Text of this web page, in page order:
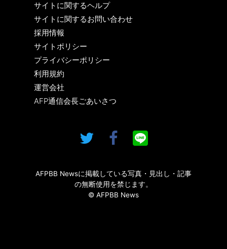
サイトに関するヘルプ
サイトに関するお問い合わせ
採用情報
サイトポリシー
プライバシーポリシー
利用規約
運営会社
AFP通信会長ごあいさつ
AFPBB Newsに掲載している写真・見出し・記事
の無断使用を禁じます。
© AFPBB News